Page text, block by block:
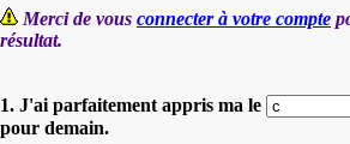
Merci de vous connecter à votre compte
résultat.
1. J'ai parfaitement appris ma le
pour demain.